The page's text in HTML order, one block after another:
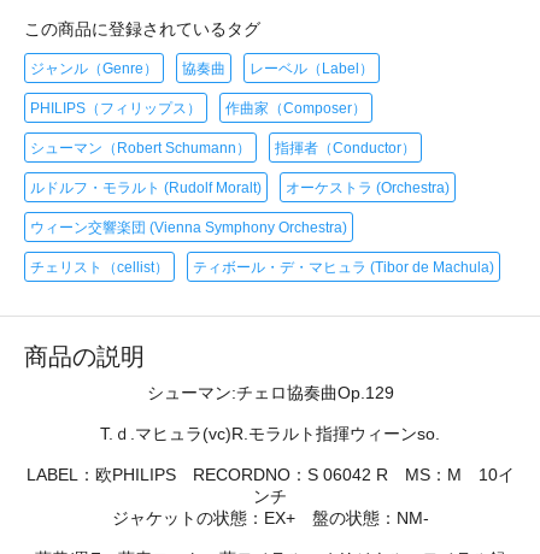
この商品に登録されているタグ
ジャンル（Genre） 協奏曲 レーベル（Label）
PHILIPS（フィリップス） 作曲家（Composer）
シューマン（Robert Schumann） 指揮者（Conductor）
ルドルフ・モラルト (Rudolf Moralt) オーケストラ (Orchestra)
ウィーン交響楽団 (Vienna Symphony Orchestra)
チェリスト（cellist） ティボール・デ・マヒュラ (Tibor de Machula)
商品の説明
シューマン:チェロ協奏曲Op.129
T.ｄ.マヒュラ(vc)R.モラルト指揮ウィーンso.
LABEL：欧PHILIPS RECORDNO：S 06042 R MS：M 10イ
ンチ
ジャケットの状態：EX+ 盤の状態：NM-